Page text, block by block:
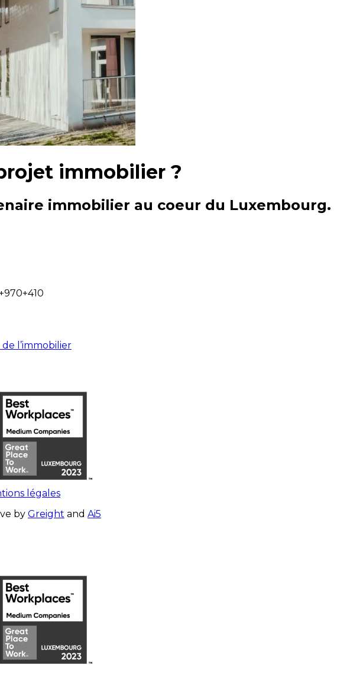
immobilier ?
immobilier au coeur du Luxembourg.
970+410
l’immobilier
légales
by Greight and Ai5